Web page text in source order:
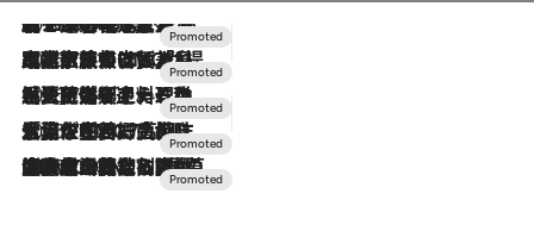
2026.8.7
【トンボの足水浴】ヒノキの香りに包まれて涼感マックス！約13℃の湧水かけ流しを避暑地「星野温泉 トンボの湯」で体験
2026.7.31
【ホテル帰省】という選択肢をOMOが提案。家族とほどよい距離を保つには「昼は実家、夜は気兼ねなくホテルで！」
2026.7.24
【夏限定ディナーコース】旬を迎える稚鮎や花ズッキーニなどをイタリア・トスカーナの郷土料理の手法で満喫！
2026.7.17
「土佐和ハーブかき氷」がOMO7高知に登場！生姜、山椒、大葉など目にも舌にも涼を呼ぶ郷土の味
2026.7.10
NEW OPEN！【界 草津】名湯の地に誕生。趣の異なる2種の温泉と上州ならではの会席・蕎麦割烹など美食を味わう究極の癒やし旅